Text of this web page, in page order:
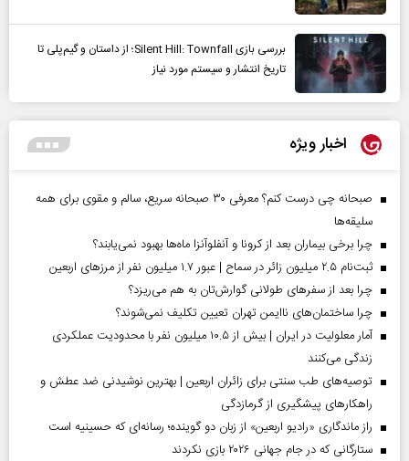
بررسی بازی Silent Hill: Townfall؛ از داستان و گیم‌پلی تا
تاریخ انتشار و سیستم مورد نیاز
اخبار ویژه
صبحانه چی درست کنم؟ معرفی ۳۰ صبحانه سریع، سالم و مقوی برای همه
سلیقه‌ها
چرا برخی بیماران بعد از کرونا و آنفلوآنزا ماه‌ها بهبود نمی‌یابند؟
ثبت‌نام ۲.۵ میلیون زائر در سماح | عبور ۱.۷ میلیون نفر از مرز‌های اربعین
چرا بعد از سفرهای طولانی گوارش‌تان به هم می‌ریزد؟
چرا ساختمان‌های ناایمن تهران تعیین تکلیف نمی‌شوند؟
آمار معلولیت در ایران | بیش از ۱۰.۵ میلیون نفر با محدودیت عملکردی
زندگی می‌کنند
توصیه‌های طب سنتی برای زائران اربعین | بهترین نوشیدنی ضد عطش و
راهکارهای پیشگیری از گرمازدگی
راز ماندگاری «رادیو اربعین» از زبان دو گوینده؛ رسانه‌ای که حسینیه است
ستارگانی که در جام جهانی ۲۰۲۶ بازی نکردند